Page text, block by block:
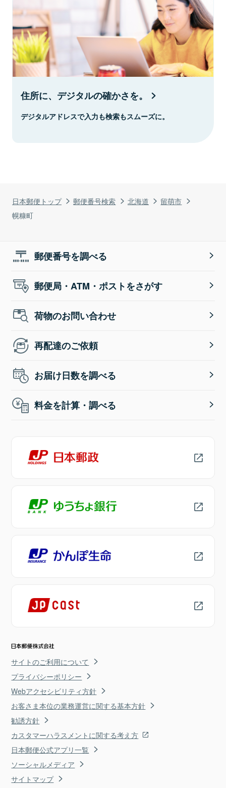
日本郵便トップ 郵便番号検索 北海道
留萌市
幌糠町
住所に、デジタルの確かさを。
デジタルアドレスで入力も検索もスムーズに。
郵便番号を調べる
郵便局・ATM・ポストをさがす
荷物のお問い合わせ
再配達のご依頼
お届け日数を調べる
料金を計算・調べる
サイトのご利用について
プライバシーポリシー
Webアクセシビリティ方針
お客さま本位の業務運営に関する基本方針
勧誘方針
カスタマーハラスメントに関する考え方
日本郵便公式アプリ一覧
ソーシャルメディア
サイトマップ